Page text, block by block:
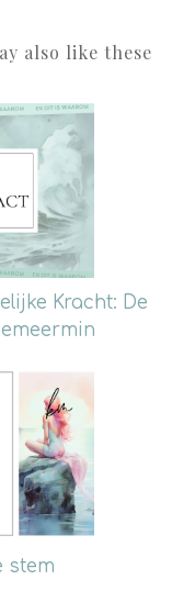
also like these
Kracht: De
stem